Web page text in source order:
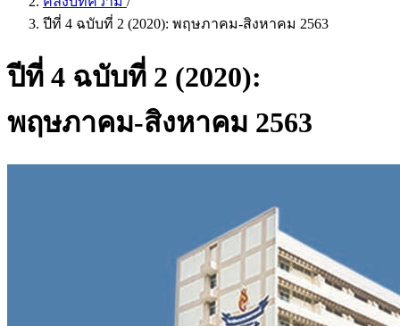
ปีที่ 4 ฉบับที่ 2 (2020): พฤษภาคม-สิงหาคม 2563
ปีที่ 4 ฉบับที่ 2 (2020):
พฤษภาคม-สิงหาคม 2563